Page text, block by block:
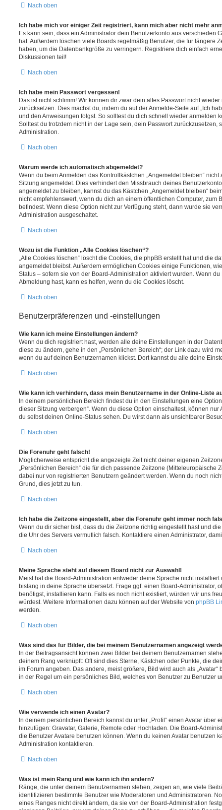
Nach oben
Ich habe mich vor einiger Zeit registriert, kann mich aber nicht mehr
Es kann sein, dass ein Administrator dein Benutzerkonto aus verschieden
hat. Außerdem löschen viele Boards regelmäßig Benutzer, die für längere
haben, um die Datenbankgröße zu verringern. Registriere dich einfach
Diskussionen teil!
Nach oben
Ich habe mein Passwort vergessen!
Das ist nicht schlimm! Wir können dir zwar dein altes Passwort nicht
zurücksetzen. Dies machst du, indem du auf der Anmelde-Seite auf „Ich
und den Anweisungen folgst. So solltest du dich schnell wieder anmelden
Solltest du trotzdem nicht in der Lage sein, dein Passwort zurückzusetzen,
Administration.
Nach oben
Warum werde ich automatisch abgemeldet?
Wenn du beim Anmelden das Kontrollkästchen „Angemeldet bleiben“
Sitzung angemeldet. Dies verhindert den Missbrauch deines
angemeldet zu bleiben, kannst du das Kästchen „Angemeldet bleiben“
nicht empfehlenswert, wenn du dich an einem öffentlichen Computer, zum
befindest. Wenn diese Option nicht zur Verfügung steht, dann wurde sie
Administration ausgeschaltet.
Nach oben
Wozu ist die Funktion „Alle Cookies löschen“?
„Alle Cookies löschen“ löscht die Cookies, die phpBB erstellt hat und die
angemeldet bleibst. Außerdem ermöglichen Cookies einige Funktionen,
Status – sofern sie von der Board-Administration aktiviert wurden. Wenn
Abmeldung hast, kann es helfen, wenn du die Cookies löscht.
Nach oben
Benutzerpräferenzen und -einstellungen
Wie kann ich meine Einstellungen ändern?
Wenn du dich registriert hast, werden alle deine Einstellungen in der
diese zu ändern, gehe in den „Persönlichen Bereich“; der Link dazu wird
wenn du auf deinen Benutzernamen klickst. Dort kannst du alle deine
Nach oben
Wie kann ich verhindern, dass mein Benutzername in der Online-Liste
In deinem persönlichen Bereich findest du in den Einstellungen eine
dieser Sitzung verbergen“. Wenn du diese Option einschaltest, können
du selbst deinen Online-Status sehen. Du wirst dann als unsichtbarer
Nach oben
Die Forenuhr geht falsch!
Möglicherweise entspricht die angezeigte Zeit nicht deiner eigenen
„Persönlichen Bereich“ die für dich passende Zeitzone (Mitteleuropäische
dabei nur von registrierten Benutzern geändert werden. Wenn du noch
Grund, dies jetzt zu tun.
Nach oben
Ich habe die Zeitzone eingestellt, aber die Forenuhr geht immer noch
Wenn du dir sicher bist, dass du die Zeitzone richtig eingestellt hast und
die Uhr des Servers vermutlich falsch. Kontaktiere einen Administrator,
Nach oben
Meine Sprache steht auf diesem Board nicht zur Auswahl!
Meist hat die Board-Administration entweder deine Sprache nicht
bislang in deine Sprache übersetzt. Frage ggf. einen Board-Administrator,
benötigst, installieren kann. Falls es noch nicht existiert, würden wir uns
würdest. Weitere Informationen dazu können auf der Website von phpBB
werden.
Nach oben
Was sind das für Bilder, die bei meinem Benutzernamen angezeigt
In der Beitragsansicht können zwei Bilder bei deinem Benutzernamen
deinem Rang verknüpft: Oft sind dies Sterne, Kästchen oder Punkte, die
im Forum angeben. Das andere, meist größere, Bild wird auch als
in der Regel um ein persönliches Bild, welches von Benutzer zu Benutzer
Nach oben
Wie verwende ich einen Avatar?
In deinem persönlichen Bereich kannst du unter „Profil“ einen Avatar über
hinzufügen: Gravatar, Galerie, Remote oder Hochladen. Die Board-
die Benutzer Avatare benutzen können. Wenn du keinen Avatar benutzen
Administration kontaktieren.
Nach oben
Was ist mein Rang und wie kann ich ihn ändern?
Ränge, die unter deinem Benutzernamen stehen, zeigen an, wie viele
identifizieren bestimmte Benutzer wie Moderatoren und Administratoren.
eines Ranges nicht direkt ändern, da sie von der Board-Administration